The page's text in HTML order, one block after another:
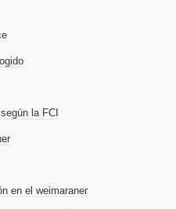
la FCI
en el weimaraner